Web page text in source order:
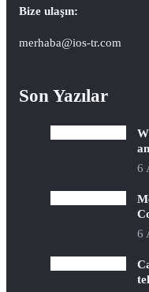
Bize ulaşın:
merhaba@ios-tr.com
Son Yazılar
6
6